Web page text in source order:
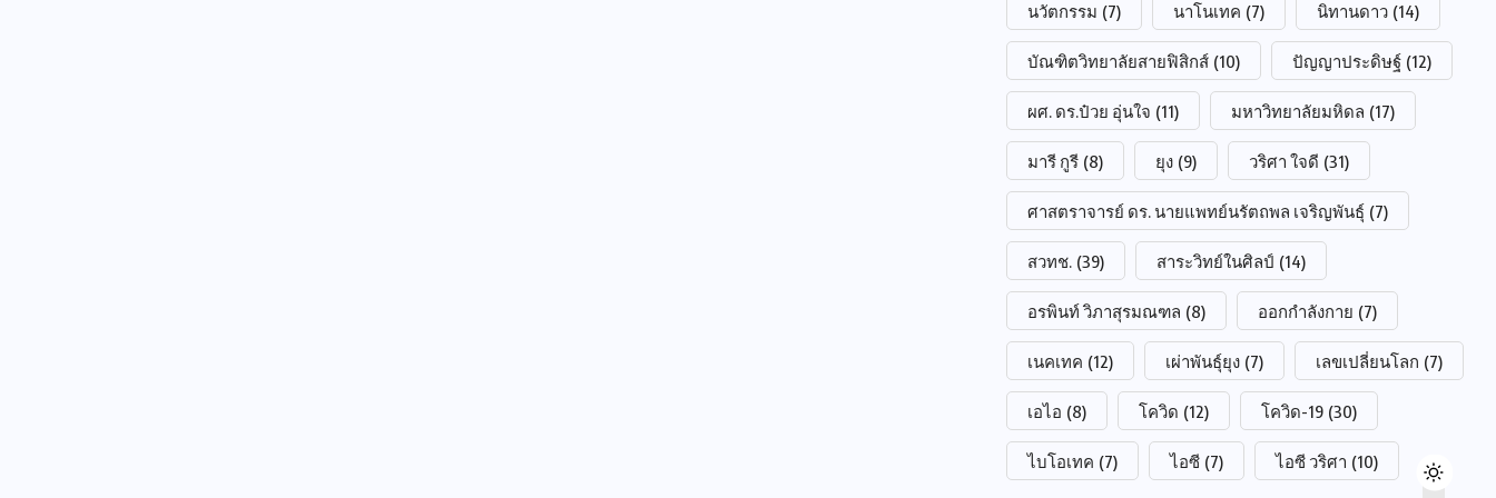
นวัตกรรม (7) นาโนเทค (7) นิทานดาว (14)
บัณฑิตวิทยาลัยสายฟิสิกส์ (10) ปัญญาประดิษฐ์ (12)
ผศ. ดร.ป๋วย อุ่นใจ (11) มหาวิทยาลัยมหิดล (17)
มารี กูรี (8) ยุง (9) วริศา ใจดี (31)
ศาสตราจารย์ ดร. นายแพทย์นรัตถพล เจริญพันธุ์ (7)
สวทช. (39) สาระวิทย์ในศิลป์ (14)
อรพินท์ วิภาสุรมณฑล (8) ออกกำลังกาย (7)
เนคเทค (12) เผ่าพันธุ์ยุง (7) เลขเปลี่ยนโลก (7)
เอไอ (8) โควิด (12) โควิด-19 (30)
ไบโอเทค (7) ไอซี (7) ไอซี วริศา (10)